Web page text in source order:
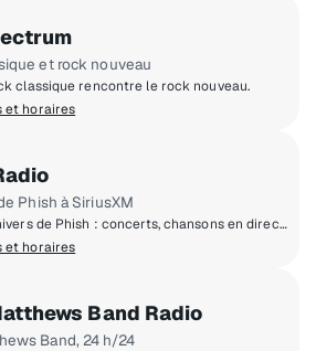
et rock nouveau
classique rencontre le rock nouveau.
et horaires
Phish à SiriusXM
Explore l’univers de Phish : concerts, chansons en direct, remarques du groupe et l’émission ‘Ask Trey’ de Trey Anastasio
et horaires
Band Radio
Band, 24 h/24